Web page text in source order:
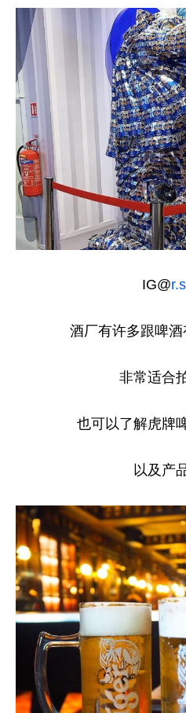
IG@
酒厂有许多跟啤
非常适合
也可以了解虎牌
以及产